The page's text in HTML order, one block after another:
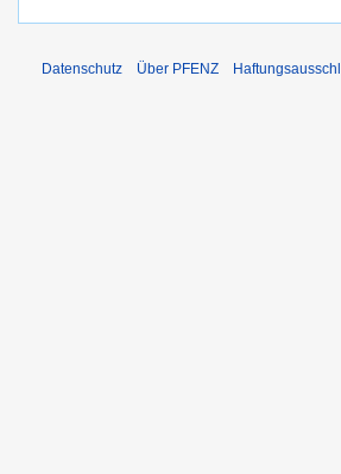
Datenschutz Über PFENZ